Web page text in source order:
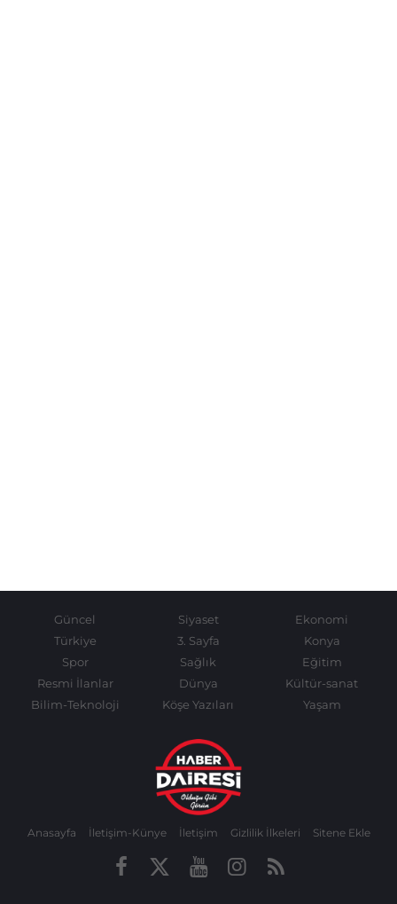
Güncel Siyaset
Ekonomi
Türkiye
3. Sayfa
Konya
Spor
Sağlık
Eğitim
Resmi İlanlar
Dünya
Kültür-sanat
Bilim-Teknoloji
Köşe Yazıları Yaşam
Anasayfa İletişim-Künye İletişim Gizlilik İlkeleri Sitene Ekle